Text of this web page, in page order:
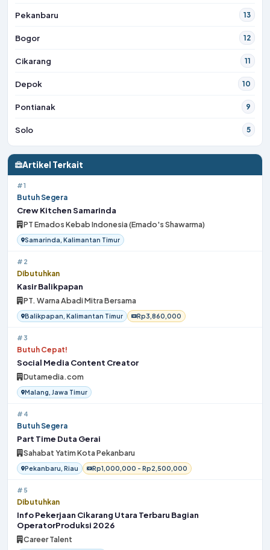
Pekanbaru 13
Bogor 12
Cikarang 11
Depok 10
Pontianak 9
Solo 5
Artikel Terkait
#1
Butuh Segera
Crew Kitchen Samarinda
PT Emados Kebab Indonesia (Emado's Shawarma)
Samarinda, Kalimantan Timur
#2
Dibutuhkan
Kasir Balikpapan
PT. Warna Abadi Mitra Bersama
Balikpapan, Kalimantan Timur Rp3,860,000
#3
Butuh Cepat!
Social Media Content Creator
Dutamedia.com
Malang, Jawa Timur
#4
Butuh Segera
Part Time Duta Gerai
Sahabat Yatim Kota Pekanbaru
Pekanbaru, Riau Rp1,000,000 - Rp2,500,000
#5
Dibutuhkan
Info Pekerjaan Cikarang Utara Terbaru Bagian
OperatorProduksi 2026
Career Talent